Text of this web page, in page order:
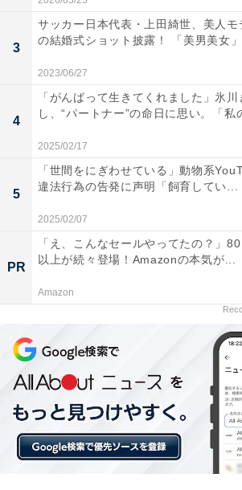
3
サッカー日本代表・上田綺世、美人モ
の結婚式ショット披露！ 「美男美女
2023/06/27
4
「がんばって生きてくれました」氷川
し、“パートナー”の命日に思い。「私
2025/02/17
5
「世間をにぎわせている」動物系
違法行為の告発に声明「飼育してい...
2025/02/07
PR
「え、こんなセールやってたの？」
以上が続々登場！Amazonの本気が...
Amazon